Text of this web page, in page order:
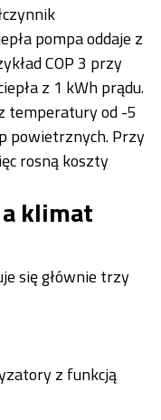
pompa oddaje z
COP 3 przy
z 1 kWh prądu.
temperatury od -5
powietrznych. Przy
rosną koszty
a klimat
się głównie trzy
z funkcją